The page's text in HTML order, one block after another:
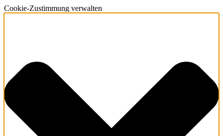
Cookie-Zustimmung verwalten